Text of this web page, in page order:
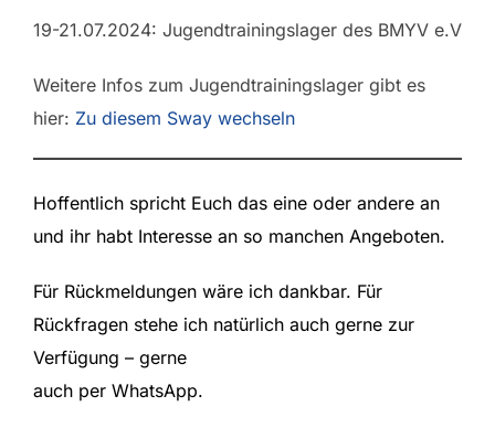
19-21.07.2024: Jugendtrainingslager des BMYV e.V
Weitere Infos zum Jugendtrainingslager gibt es
hier: Zu diesem Sway wechseln
Hoffentlich spricht Euch das eine oder andere an
und ihr habt Interesse an so manchen Angeboten.
Für Rückmeldungen wäre ich dankbar. Für
Rückfragen stehe ich natürlich auch gerne zur
Verfügung – gerne
auch per WhatsApp.